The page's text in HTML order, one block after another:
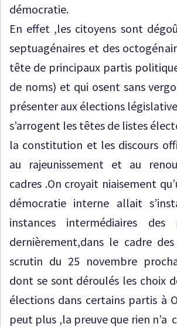
démocratie.
En effet ,les citoyens sont
septuagénaires et des
tête de principaux partis
de noms) et qui osent sans
présenter aux élections
s’arrogent les têtes de listes
la constitution et les discours
au rajeunissement et au
cadres .On croyait niaisement
démocratie interne allait
instances intermédiaires des
dernièrement,dans le cadre
scrutin du 25 novembre
dont se sont déroulés les choix
élections dans certains partis à
peut plus ,la preuve que rien n’a